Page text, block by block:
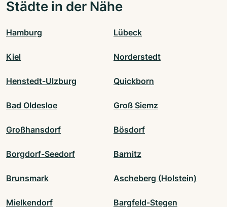
Städte in der Nähe
Hamburg Lübeck
Kiel Norderstedt
Henstedt-Ulzburg Quickborn
Bad Oldesloe Groß Siemz
Großhansdorf Bösdorf
Borgdorf-Seedorf Barnitz
Brunsmark Ascheberg (Holstein)
Mielkendorf Bargfeld-Stegen